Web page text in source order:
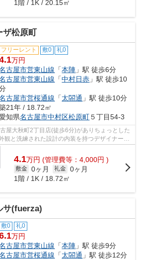
1階 / 1K / 20.15㎡
ザ松原町
フリーレント 敷0 礼0
万円
古屋市営東山線 「本陣 」駅 徒歩6分
古屋市営東山線 「中村日赤 」駅 徒歩10
古屋市営桜通線 「太閤通 」駅 徒歩10分
21年 / 18.72㎡
知県名古屋市中村区松原町５丁目54-3
屋大秋町2丁目店(徒歩6分)がありちょっとした
観と洗練された設計の内装を持つデザイナー
内覧もスム...
4.1万円 (管理費等：4,000円 )
敷金 0ヶ月 礼金 0ヶ月
1階 / 1K / 18.72㎡
サ(fuerza)
敷0 礼0
万円
古屋市営東山線 「本陣 」駅 徒歩9分
古屋市営桜通線 「太閤通 」駅 徒歩12分